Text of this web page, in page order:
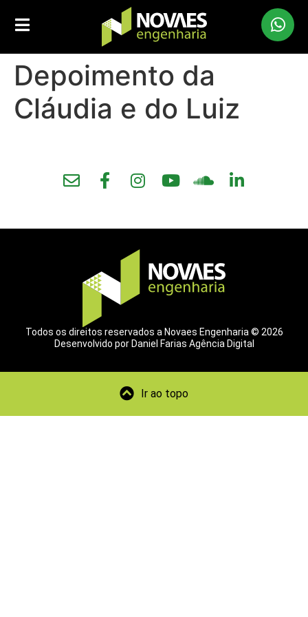
Depoimento da
Cláudia e do Luiz
Todos os direitos reservados a Novaes Engenharia © 2026
Desenvolvido por Daniel Farias Agência Digital
Ir ao topo